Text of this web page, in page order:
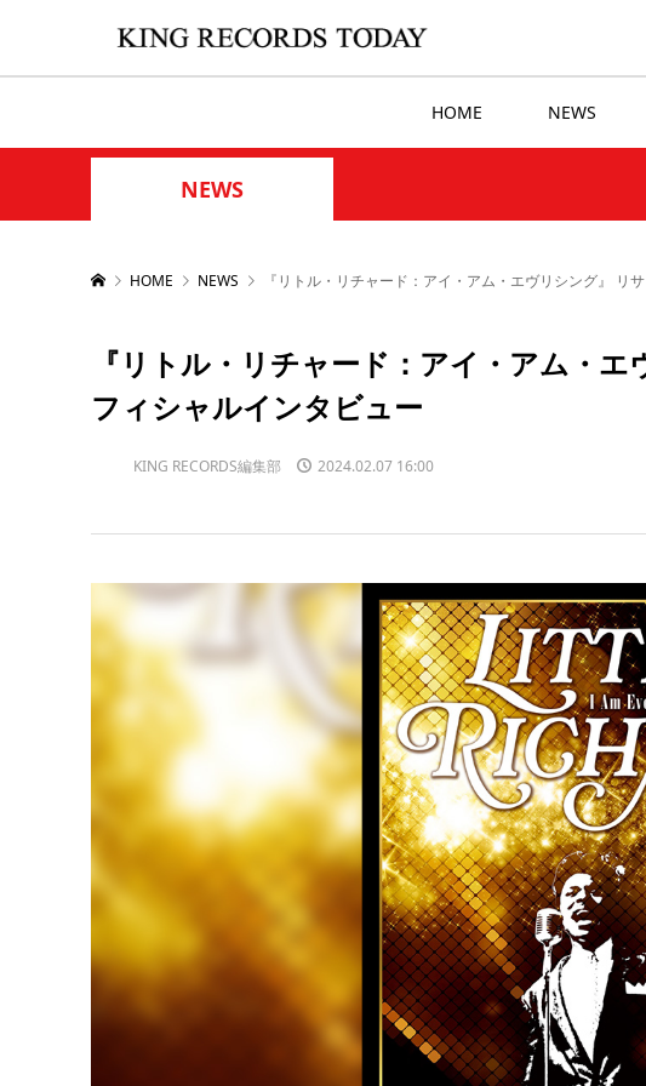
HOME NEWS
NEWS
HOME NEWS 『リトル・リチャード：アイ・アム・エヴリシング』 リ
『リトル・リチャード：アイ・アム・
フィシャルインタビュー
KING RECORDS編集部 2024.02.07 16:00